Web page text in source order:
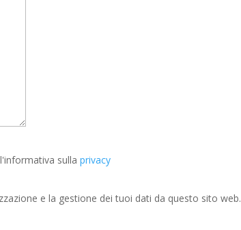
sullaprivacy
e la gestione dei tuoi dati da questo sito web.